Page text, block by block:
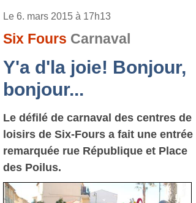
Le 6. mars 2015 à 17h13
Six Fours Carnaval
Y'a d'la joie! Bonjour,
bonjour...
Le défilé de carnaval des centres de
loisirs de Six-Fours a fait une entrée
remarquée rue République et Place
des Poilus.